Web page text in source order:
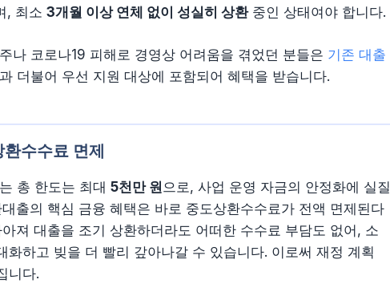
, 최소3개월 이상 연체 없이 성실히 상환중인 상태여야 합니다.
나 코로나19 피해로 경영상 어려움을 겪었던 분들은 기존 대출
과 더불어 우선 지원 대상에 포함되어 혜택을 받습니다.
수수료 면제
총 한도는 최대5천만 원으로, 사업 운영 자금의 안정화에 실질
출의 핵심 금융 혜택은 바로 중도상환수수료가 전액 면제된다
져 대출을 조기 상환하더라도 어떠한 수수료 부담도 없어, 소
화하고 빚을 더 빨리 갚아나갈 수 있습니다. 이로써 재정 계획
니다.